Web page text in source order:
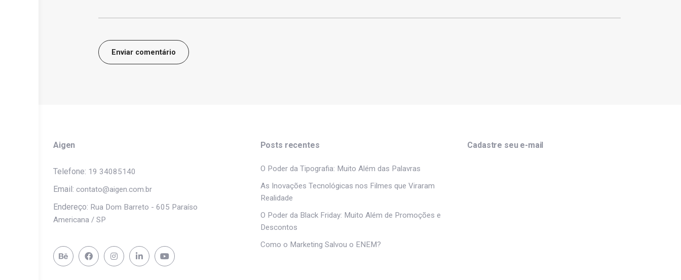
Aigen
Telefone: 19 34085140
Email: contato@aigen.com.br
Endereço: Rua Dom Barreto - 605 Paraíso
Americana / SP
Posts recentes
O Poder da Tipografia: Muito Além das Palavras
As Inovações Tecnológicas nos Filmes que Viraram
Realidade
O Poder da Black Friday: Muito Além de Promoções e
Descontos
Como o Marketing Salvou o ENEM?
Cadastre seu e-mail